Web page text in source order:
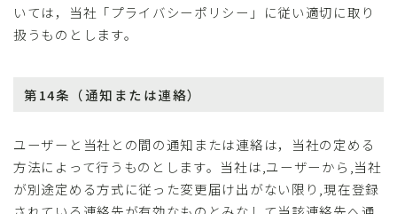
いては，当社「プライバシーポリシー」に従い適切に取り
扱うものとします。
第14条（通知または連絡）
ユーザーと当社との間の通知または連絡は，当社の定める
方法によって行うものとします。当社は,ユーザーから,当社
が別途定める方式に従った変更届け出がない限り,現在登録